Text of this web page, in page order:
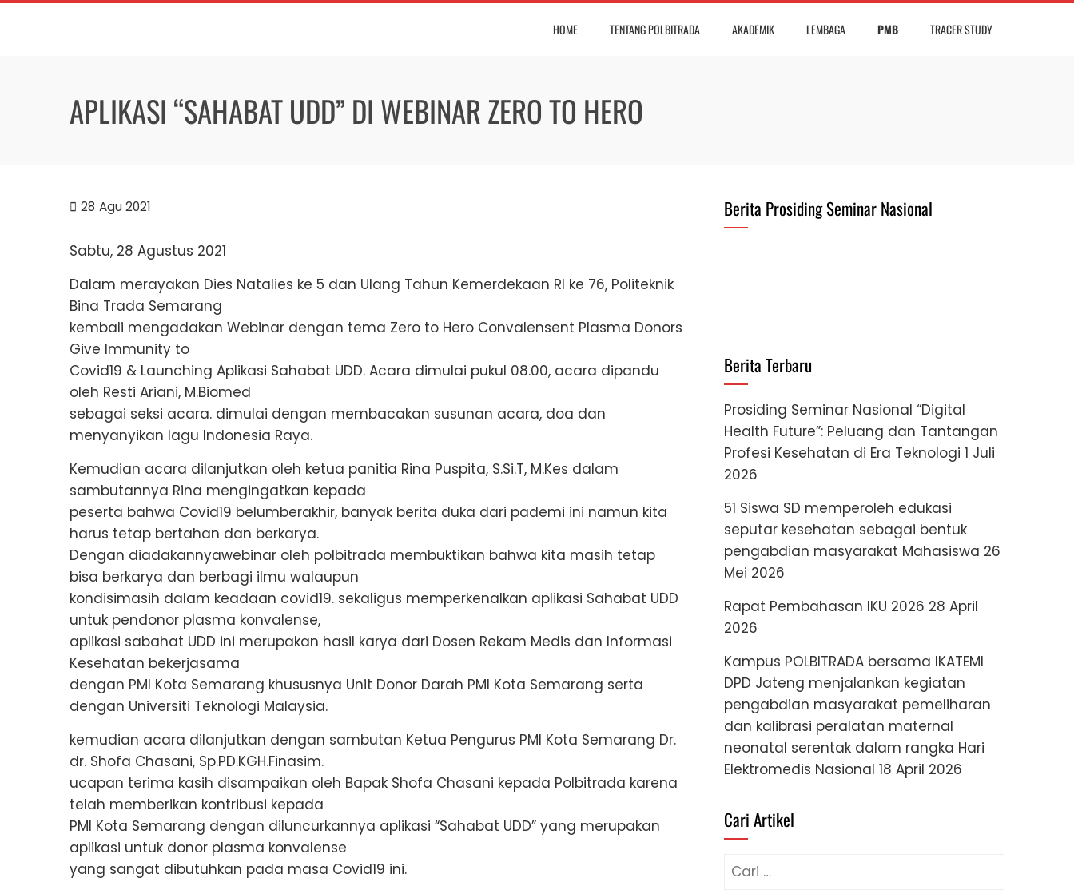
Skip
HOME TENTANG POLBITRADA AKADEMIK LEMBAGA PMB TRACER STUDY
APLIKASI “SAHABAT UDD” DI WEBINAR ZERO TO HERO
28 Agu 2021
Sabtu, 28 Agustus 2021
Dalam merayakan Dies Natalies ke 5 dan Ulang Tahun Kemerdekaan RI ke 76, Politeknik
Bina Trada Semarang
kembali mengadakan Webinar dengan tema Zero to Hero Convalensent Plasma Donors
Give Immunity to
Covid19 & Launching Aplikasi Sahabat UDD. Acara dimulai pukul 08.00, acara dipandu
oleh Resti Ariani, M.Biomed
sebagai seksi acara. dimulai dengan membacakan susunan acara, doa dan
menyanyikan lagu Indonesia Raya.
Kemudian acara dilanjutkan oleh ketua panitia Rina Puspita, S.Si.T, M.Kes dalam
sambutannya Rina mengingatkan kepada
peserta bahwa Covid19 belumberakhir, banyak berita duka dari pademi ini namun kita
harus tetap bertahan dan berkarya.
Dengan diadakannyawebinar oleh polbitrada membuktikan bahwa kita masih tetap
bisa berkarya dan berbagi ilmu walaupun
kondisimasih dalam keadaan covid19. sekaligus memperkenalkan aplikasi Sahabat UDD
untuk pendonor plasma konvalense,
aplikasi sabahat UDD ini merupakan hasil karya dari Dosen Rekam Medis dan Informasi
Kesehatan bekerjasama
dengan PMI Kota Semarang khususnya Unit Donor Darah PMI Kota Semarang serta
dengan Universiti Teknologi Malaysia.
kemudian acara dilanjutkan dengan sambutan Ketua Pengurus PMI Kota Semarang Dr.
dr. Shofa Chasani, Sp.PD.KGH.Finasim.
ucapan terima kasih disampaikan oleh Bapak Shofa Chasani kepada Polbitrada karena
telah memberikan kontribusi kepada
PMI Kota Semarang dengan diluncurkannya aplikasi “Sahabat UDD” yang merupakan
aplikasi untuk donor plasma konvalense
yang sangat dibutuhkan pada masa Covid19 ini.
Berita Prosiding Seminar Nasional
Berita Terbaru
Prosiding Seminar Nasional “Digital
Health Future”: Peluang dan Tantangan
Profesi Kesehatan di Era Teknologi 1 Juli
2026
51 Siswa SD memperoleh edukasi
seputar kesehatan sebagai bentuk
pengabdian masyarakat Mahasiswa 26
Mei 2026
Rapat Pembahasan IKU 2026 28 April
2026
Kampus POLBITRADA bersama IKATEMI
DPD Jateng menjalankan kegiatan
pengabdian masyarakat pemeliharan
dan kalibrasi peralatan maternal
neonatal serentak dalam rangka Hari
Elektromedis Nasional 18 April 2026
Cari Artikel
Cari